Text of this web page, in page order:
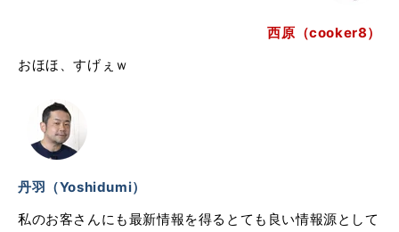
西原（cooker8）
おほほ、すげぇｗ
丹羽（Yoshidumi）
私のお客さんにも最新情報を得るとても良い情報源として